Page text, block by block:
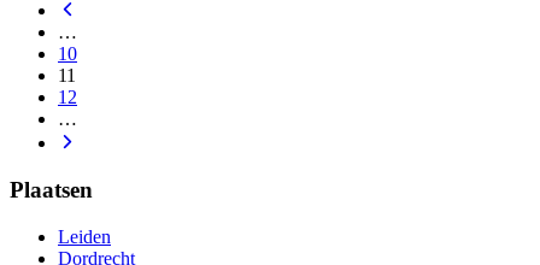
…
10
11
12
…
Plaatsen
Leiden
Dordrecht